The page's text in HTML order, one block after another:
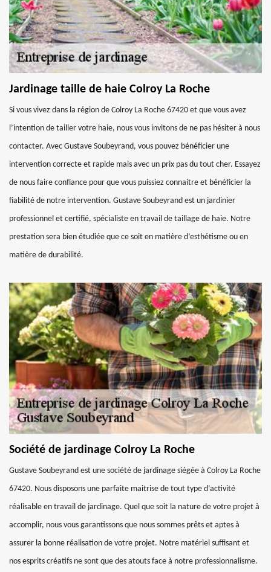
Jardinage taille de haie Colroy La Roche
Si vous vivez dans la région de Colroy La Roche 67420 et que vous avez
l’intention de tailler votre haie, nous vous invitons de ne pas hésiter à nous
contacter. Avec Gustave Soubeyrand, vous pouvez bénéficier une
intervention correcte et rapide mais avec un prix pas du tout cher. Essayez
de nous faire confiance pour que vous puissiez connaitre et bénéficier la
fiabilité de notre intervention. Gustave Soubeyrand est un jardinier
professionnel et certifié, spécialiste en travail de taillage de haie. Notre
prestation sera bien étudiée que ce soit en matière d’esthétisme ou en
matière de durabilité.
Société de jardinage Colroy La Roche
Gustave Soubeyrand est une société de jardinage siégée à Colroy La Roche
67420. Nous disposons une parfaite maitrise de tout type d’activité
réalisable en travail de jardinage. Quel que soit la nature de votre projet à
accomplir, nous vous garantissons que nous sommes prêts et aptes à
assurer la bonne réalisation de votre projet. Notre matériel suffisant et
nos esprits créatifs ne sont que des atouts face à notre professionnalisme.